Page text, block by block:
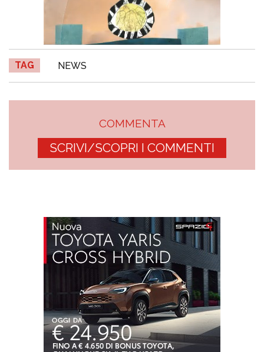
TAG NEWS
COMMENTA
SCRIVI/SCOPRI I COMMENTI